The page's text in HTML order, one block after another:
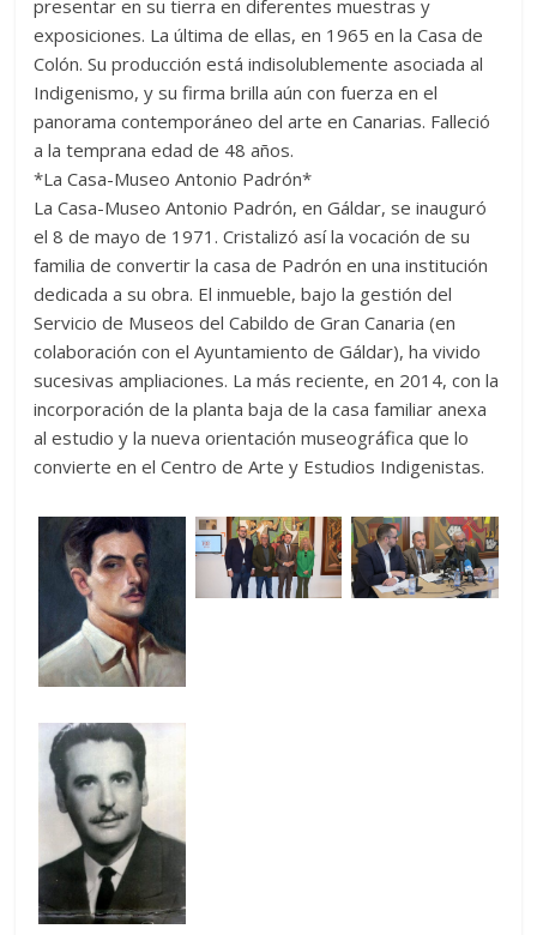
presentar en su tierra en diferentes muestras y
exposiciones. La última de ellas, en 1965 en la Casa de
Colón. Su producción está indisolublemente asociada al
Indigenismo, y su firma brilla aún con fuerza en el
panorama contemporáneo del arte en Canarias. Falleció
a la temprana edad de 48 años.
*La Casa-Museo Antonio Padrón*
La Casa-Museo Antonio Padrón, en Gáldar, se inauguró
el 8 de mayo de 1971. Cristalizó así la vocación de su
familia de convertir la casa de Padrón en una institución
dedicada a su obra. El inmueble, bajo la gestión del
Servicio de Museos del Cabildo de Gran Canaria (en
colaboración con el Ayuntamiento de Gáldar), ha vivido
sucesivas ampliaciones. La más reciente, en 2014, con la
incorporación de la planta baja de la casa familiar anexa
al estudio y la nueva orientación museográfica que lo
convierte en el Centro de Arte y Estudios Indigenistas.